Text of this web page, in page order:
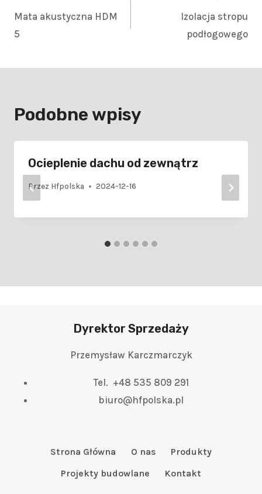
Mata akustyczna HDM
5
Izolacja stropu
podłogowego
Podobne wpisy
Ocieplenie dachu od zewnątrz
Przez Hfpolska 2024-12-16
Dyrektor Sprzedaży
Przemysław Karczmarczyk
Tel. +48 535 809 291
biuro@hfpolska.pl
Strona Główna O nas
Produkty
Projekty budowlane
Kontakt